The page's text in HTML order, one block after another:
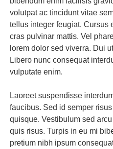
volutpat ac tincidunt vitae
tellus integer feugiat. Cursus
cras pulvinar mattis. Vel
lorem dolor sed viverra. Dui
Libero nunc consequat
vulputate enim.
Laoreet suspendisse
faucibus. Sed id semper
quisque. Vestibulum sed
quis risus. Turpis in eu mi
pretium nibh ipsum